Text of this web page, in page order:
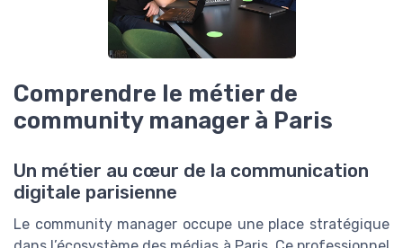
Comprendre le métier de
community manager à Paris
Un métier au cœur de la communication
digitale parisienne
Le community manager occupe une place stratégique